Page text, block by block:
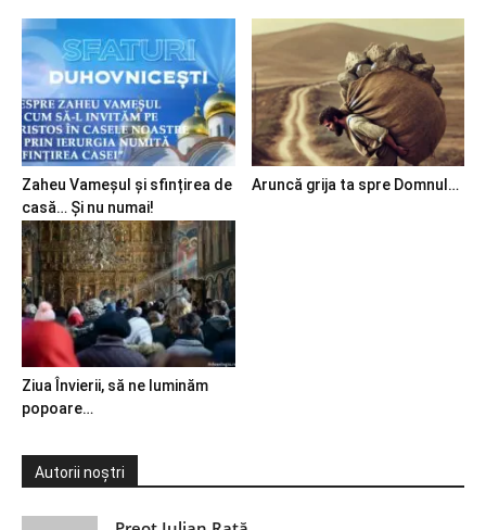
Zaheu Vameșul și sfințirea de
casă… Și nu numai!
Aruncă grija ta spre Domnul…
Ziua Învierii, să ne luminăm
popoare…
Autorii noștri